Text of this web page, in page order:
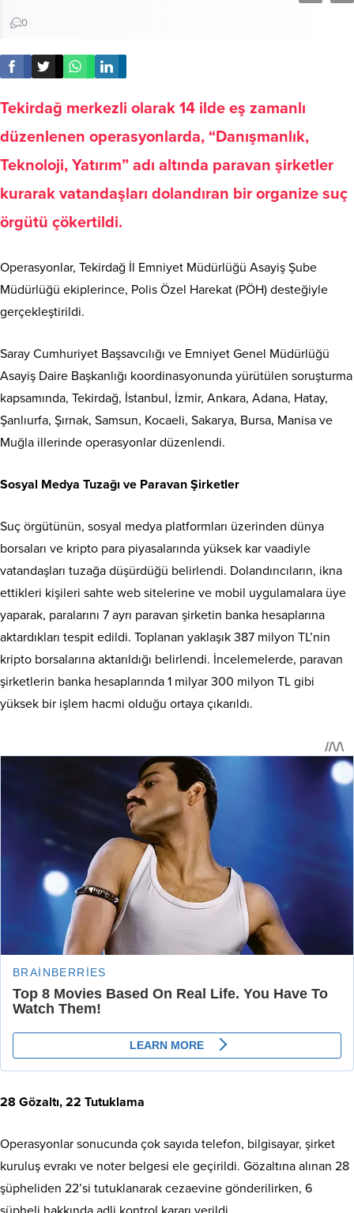
0
Tekirdağ merkezli olarak 14 ilde eş zamanlı
düzenlenen operasyonlarda, “Danışmanlık,
Teknoloji, Yatırım” adı altında paravan şirketler
kurarak vatandaşları dolandıran bir organize suç
örgütü çökertildi.
Operasyonlar, Tekirdağ İl Emniyet Müdürlüğü Asayiş Şube
Müdürlüğü ekiplerince, Polis Özel Harekat (PÖH) desteğiyle
gerçekleştirildi.
Saray Cumhuriyet Başsavcılığı ve Emniyet Genel Müdürlüğü
Asayiş Daire Başkanlığı koordinasyonunda yürütülen soruşturma
kapsamında, Tekirdağ, İstanbul, İzmir, Ankara, Adana, Hatay,
Şanlıurfa, Şırnak, Samsun, Kocaeli, Sakarya, Bursa, Manisa ve
Muğla illerinde operasyonlar düzenlendi.
Sosyal Medya Tuzağı ve Paravan Şirketler
Suç örgütünün, sosyal medya platformları üzerinden dünya
borsaları ve kripto para piyasalarında yüksek kar vaadiyle
vatandaşları tuzağa düşürdüğü belirlendi. Dolandırıcıların, ikna
ettikleri kişileri sahte web sitelerine ve mobil uygulamalara üye
yaparak, paralarını 7 ayrı paravan şirketin banka hesaplarına
aktardıkları tespit edildi. Toplanan yaklaşık 387 milyon TL’nin
kripto borsalarına aktarıldığı belirlendi. İncelemelerde, paravan
şirketlerin banka hesaplarında 1 milyar 300 milyon TL gibi
yüksek bir işlem hacmi olduğu ortaya çıkarıldı.
28 Gözaltı, 22 Tutuklama
Operasyonlar sonucunda çok sayıda telefon, bilgisayar, şirket
kuruluş evrakı ve noter belgesi ele geçirildi. Gözaltına alınan 28
şüpheliden 22’si tutuklanarak cezaevine gönderilirken, 6